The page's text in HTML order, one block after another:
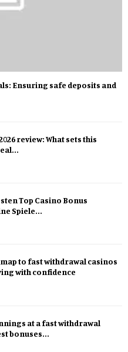
Ensuring safe deposits and
review: What sets this
Top Casino Bonus
Spiele...
to fast withdrawal casinos
with confidence
at a fast withdrawal
bonuses...